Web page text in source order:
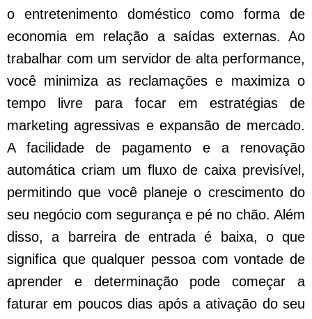
o entretenimento doméstico como forma de
economia em relação a saídas externas. Ao
trabalhar com um servidor de alta performance,
você minimiza as reclamações e maximiza o
tempo livre para focar em estratégias de
marketing agressivas e expansão de mercado.
A facilidade de pagamento e a renovação
automática criam um fluxo de caixa previsível,
permitindo que você planeje o crescimento do
seu negócio com segurança e pé no chão. Além
disso, a barreira de entrada é baixa, o que
significa que qualquer pessoa com vontade de
aprender e determinação pode começar a
faturar em poucos dias após a ativação do seu